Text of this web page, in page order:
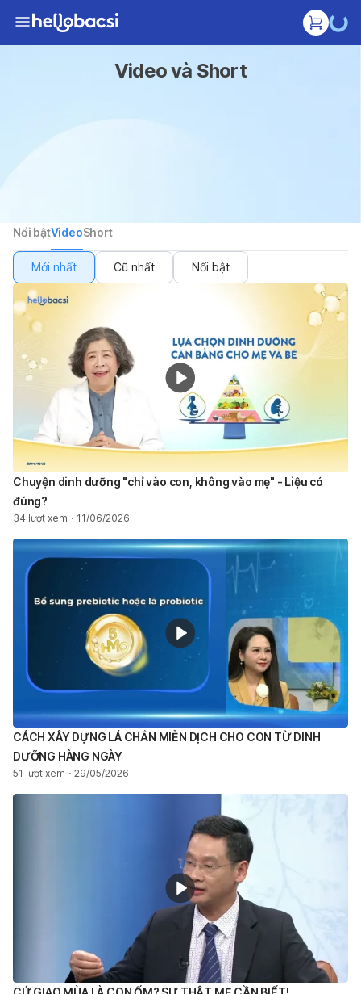
Video và Short
Nổi bậtVideoShort
Mới nhất Cũ nhất Nổi bật
Chuyện dinh dưỡng "chỉ vào con, không vào mẹ" - Liệu có
đúng?
34 lượt xem 11/06/2026
CÁCH XÂY DỰNG LÁ CHẮN MIỄN DỊCH CHO CON TỪ DINH
DƯỠNG HÀNG NGÀY
51 lượt xem 29/05/2026